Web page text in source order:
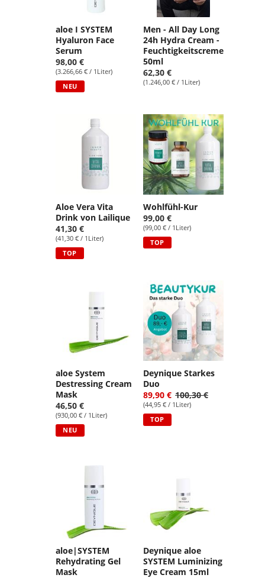
aloe I SYSTEM
Hyaluron Face
Serum
98,00 €
(3.266,66 € / 1Liter)
NEU
Men - All Day Long
24h Hydra Cream -
Feuchtigkeitscreme
50ml
62,30 €
(1.246,00 € / 1Liter)
Aloe Vera Vita
Drink von Lailique
41,30 €
(41,30 € / 1Liter)
TOP
Wohlfühl-Kur
99,00 €
(99,00 € / 1Liter)
TOP
aloe System
Destressing Cream
Mask
46,50 €
(930,00 € / 1Liter)
NEU
Deynique Starkes
Duo
89,90 € 100,30 €
(44,95 € / 1Liter)
TOP
aloe|SYSTEM
Rehydrating Gel
Mask
Deynique aloe
SYSTEM Luminizing
Eye Cream 15ml